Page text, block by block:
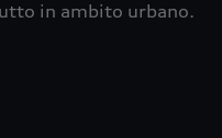
in ambito urbano.